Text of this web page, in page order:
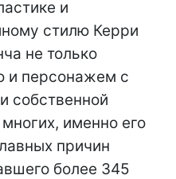
и
стилю Керри
не только
и персонажем с
собственной
именно его
причин
более 345